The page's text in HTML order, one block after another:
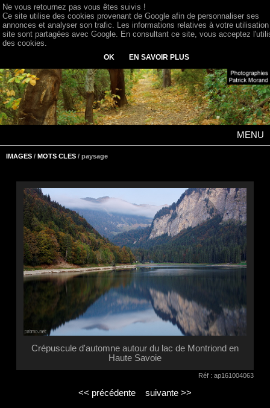
MENU
IMAGES / MOTS CLES / paysage
Crépuscule d'automne autour du lac de Montriond en
Haute Savoie
Réf : ap161004063
<< précédente suivante >>
Ne vous retournez pas vous êtes suivis !
Ce site utilise des cookies provenant de Google afin de personnaliser ses
annonces et analyser son trafic. Les informations relatives à votre
site sont partagées avec Google. En consultant ce site, vous acceptez
des cookies.
OK EN SAVOIR PLUS